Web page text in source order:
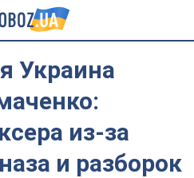
Украина
из-за
и разборок